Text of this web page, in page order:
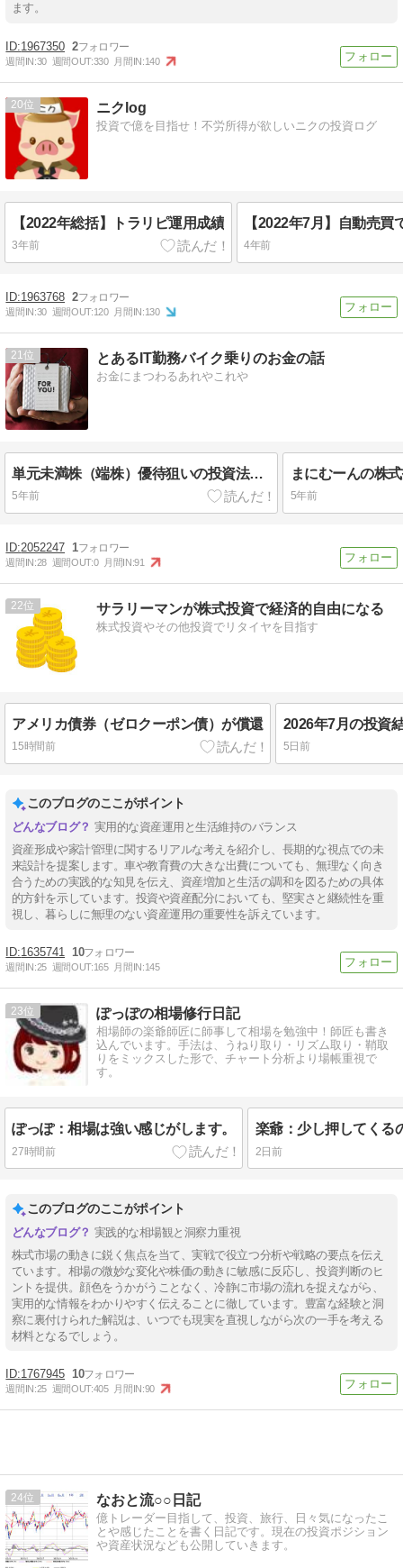
ます。
1967350 2
週間IN:30 週間OUT:330 月間IN:140
20 ニクlog
投資で億を目指せ！不労所得が欲しいニクの投資ログ
【2022年総括】トラリピ運用成績
3年前 4年前
1963768 2
週間IN:30 週間OUT:120 月間IN:130
21 とあるIT勤務バイク乗りのお金の話
お金にまつわるあれやこれや
単元未満株（端株）優待狙いの投資法について
5年前 5年前
2052247 1
週間IN:28 週間OUT:0 月間IN:91
22 サラリーマンが株式投資で経済的自由になる
株式投資やその他投資でリタイヤを目指す
アメリカ債券（ゼロクーポン債）が償還
15時間前 5日前
このブログのここがポイント
実用的な資産運用と生活維持のバランス
資産形成や家計管理に関するリアルな考えを紹介し、長期的な視点での未
来設計を提案します。車や教育費の大きな出費についても、無理なく向き
合うための実践的な知見を伝え、資産増加と生活の調和を図るための具体
的方針を示しています。投資や資産配分においても、堅実さと継続性を重
視し、暮らしに無理のない資産運用の重要性を訴えています。
1635741 10
週間IN:25 週間OUT:165 月間IN:145
23 ぽっぽの相場修行日記
相場師の楽爺師匠に師事して相場を勉強中！師匠も書き
込んでいます。手法は、うねり取り・リズム取り・鞘取
りをミックスした形で、チャート分析より場帳重視で
す。
ぽっぽ：相場は強い感じがします。
27時間前
楽爺：少し押してくる
2日前
このブログのここがポイント
実践的な相場観と洞察力重視
株式市場の動きに鋭く焦点を当て、実戦で役立つ分析や戦略の要点を伝え
ています。相場の微妙な変化や株価の動きに敏感に反応し、投資判断のヒ
ントを提供。顔色をうかがうことなく、冷静に市場の流れを捉えながら、
実用的な情報をわかりやすく伝えることに徹しています。豊富な経験と洞
察に裏付けられた解説は、いつでも現実を直視しながら次の一手を考える
材料となるでしょう。
1767945 10
週間IN:25 週間OUT:405 月間IN:90
24 なおと流○○日記
億トレーダー目指して、投資、旅行、日々気になったこ
とや感じたことを書く日記です。現在の投資ポジション
や資産状況なども公開していきます。